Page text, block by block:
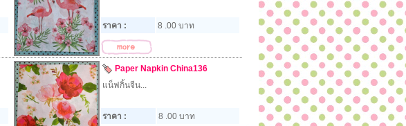
ราคา : 8 .00 บาท
Paper Napkin​ China136
แน็ฟกิ้นจีน...
ราคา : 8 .00 บาท